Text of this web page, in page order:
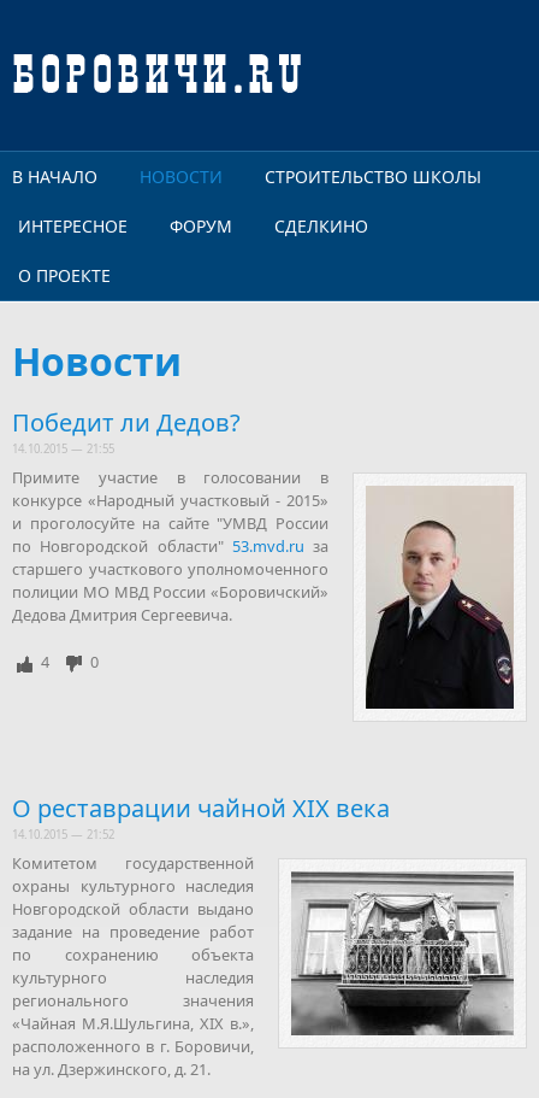
В НАЧАЛО НОВОСТИ СТРОИТЕЛЬСТВО ШКОЛЫ
ИНТЕРЕСНОЕ ФОРУМ СДЕЛКИНО
О ПРОЕКТЕ
Новости
Победит ли Дедов?
14.10.2015 — 21:55
Примите участие в голосовании в
конкурсе «Народный участковый - 2015»
и проголосуйте на сайте "УМВД России
по Новгородской области" 53.mvd.ru за
старшего участкового уполномоченного
полиции МО МВД России «Боровичский»
Дедова Дмитрия Сергеевича.
4 0
О реставрации чайной XIX века
14.10.2015 — 21:52
Комитетом государственной
охраны культурного наследия
Новгородской области выдано
задание на проведение работ
по сохранению объекта
культурного наследия
регионального значения
«Чайная М.Я.Шульгина, XIX в.»,
расположенного в г. Боровичи,
на ул. Дзержинского, д. 21.